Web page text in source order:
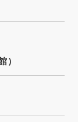
）